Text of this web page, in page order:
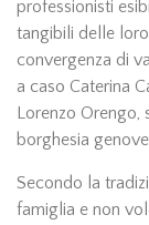
professionisti
tangibili delle
convergenza di
a caso Caterina
Lorenzo Orengo,
borghesia
Secondo la
famiglia e non